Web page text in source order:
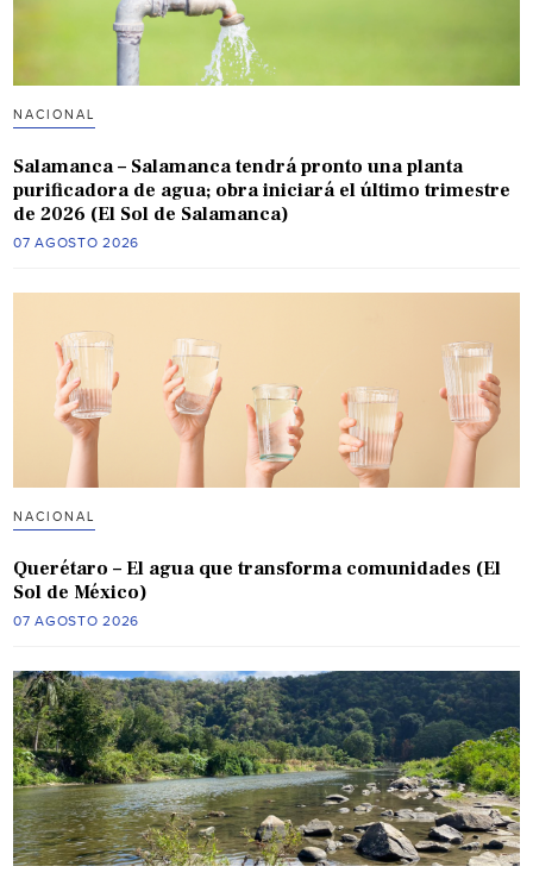
NACIONAL
Salamanca – Salamanca tendrá pronto una planta
purificadora de agua; obra iniciará el último trimestre
de 2026 (El Sol de Salamanca)
07 AGOSTO 2026
NACIONAL
Querétaro – El agua que transforma comunidades (El
Sol de México)
07 AGOSTO 2026